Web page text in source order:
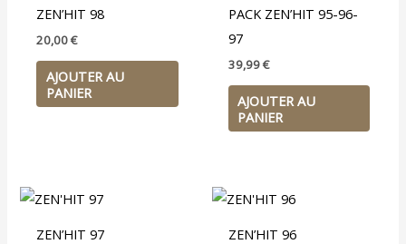
ZEN’HIT 98
20,00€
AJOUTER AU
PANIER
PACK ZEN’HIT 95-96-
97
39,99€
AJOUTER AU
PANIER
ZEN’HIT 97 ZEN’HIT 96